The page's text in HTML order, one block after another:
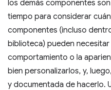
los demás componentes
tiempo para considerar
componentes (incluso
biblioteca) pueden
comportamiento o la
bien personalizarlos, y,
y documentada de hacerlo.